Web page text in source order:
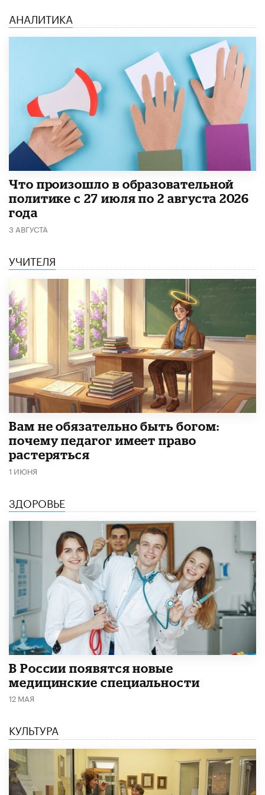
АНАЛИТИКА
​Что произошло в образовательной
политике с 27 июля по 2 августа 2026
года
3 АВГУСТА
УЧИТЕЛЯ
​Вам не обязательно быть богом:
почему педагог имеет право
растеряться
1 ИЮНЯ
ЗДОРОВЬЕ
В России появятся новые
медицинские специальности
12 МАЯ
КУЛЬТУРА